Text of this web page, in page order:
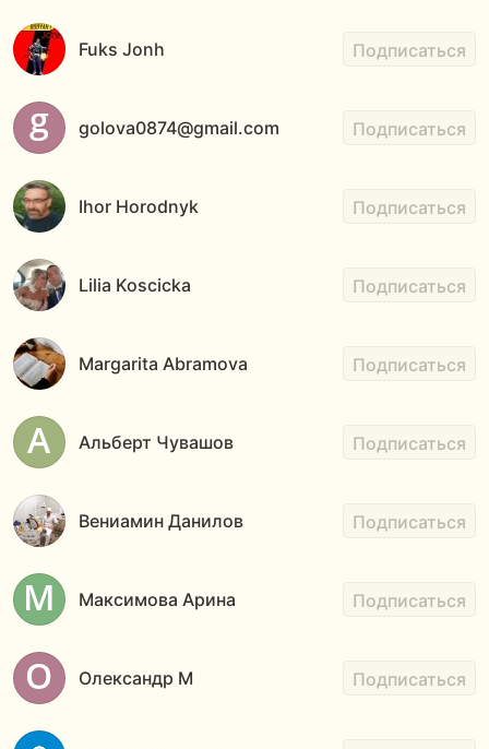
Fuks Jonh Подписаться
golova0874@gmail.com Подписаться
Ihor Horodnyk Подписаться
Lilia Koscicka Подписаться
Margarita Abramova Подписаться
Альберт Чувашов Подписаться
Вениамин Данилов Подписаться
Максимова Арина Подписаться
Олександр М Подписаться